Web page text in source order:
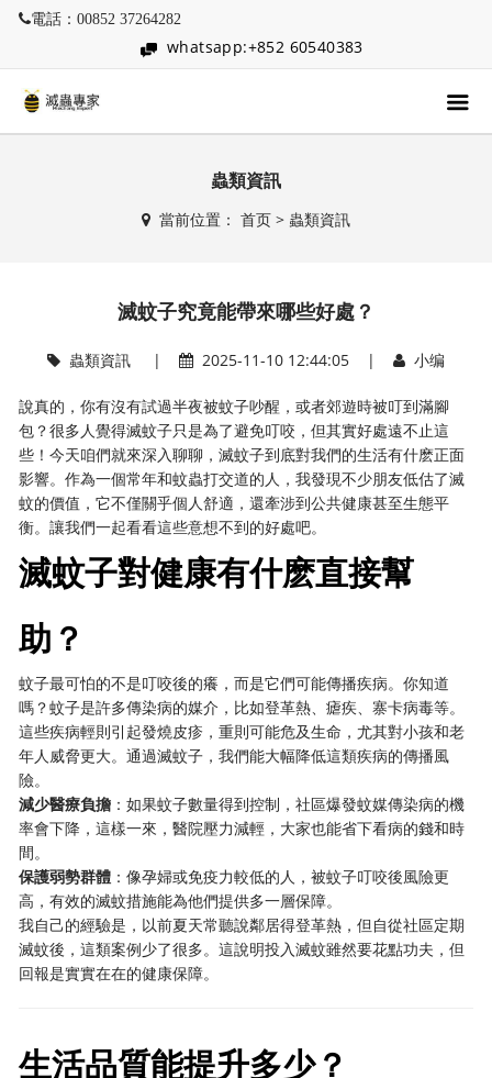
電話：00852 37264282
whatsapp:+852 60540383
蟲類資訊
當前位置： 首页> 蟲類資訊
滅蚊子究竟能帶來哪些好處？
蟲類資訊| 2025-11-10 12:44:05 | 小编
說真的，你有沒有試過半夜被蚊子吵醒，或者郊遊時被叮到滿腳
包？很多人覺得滅蚊子只是為了避免叮咬，但其實好處遠不止這
些！今天咱們就來深入聊聊，滅蚊子到底對我們的生活有什麽正面
影響。作為一個常年和蚊蟲打交道的人，我發現不少朋友低估了滅
蚊的價值，它不僅關乎個人舒適，還牽涉到公共健康甚至生態平
衡。讓我們一起看看這些意想不到的好處吧。
滅蚊子對健康有什麽直接幫
助？
蚊子最可怕的不是叮咬後的癢，而是它們可能傳播疾病。你知道
嗎？蚊子是許多傳染病的媒介，比如登革熱、瘧疾、寨卡病毒等。
這些疾病輕則引起發燒皮疹，重則可能危及生命，尤其對小孩和老
年人威脅更大。通過滅蚊子，我們能大幅降低這類疾病的傳播風
險。
減少醫療負擔 ：如果蚊子數量得到控制，社區爆發蚊媒傳染病的機
率會下降，這樣一來，醫院壓力減輕，大家也能省下看病的錢和時
間。
保護弱勢群體 ：像孕婦或免疫力較低的人，被蚊子叮咬後風險更
高，有效的滅蚊措施能為他們提供多一層保障。
我自己的經驗是，以前夏天常聽說鄰居得登革熱，但自從社區定期
滅蚊後，這類案例少了很多。這說明投入滅蚊雖然要花點功夫，但
回報是實實在在的健康保障。
生活品質能提升多少？